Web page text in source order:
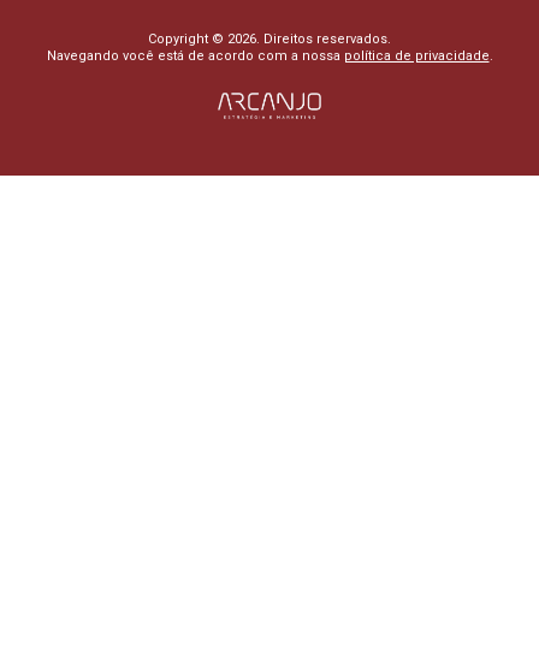
Copyright © 2026. Direitos reservados.
Navegando você está de acordo com a nossa política de privacidade.